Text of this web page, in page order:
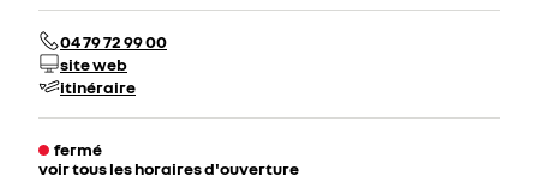
04 79 72 99 00
site web
itinéraire
fermé
voir tous les horaires d'ouverture